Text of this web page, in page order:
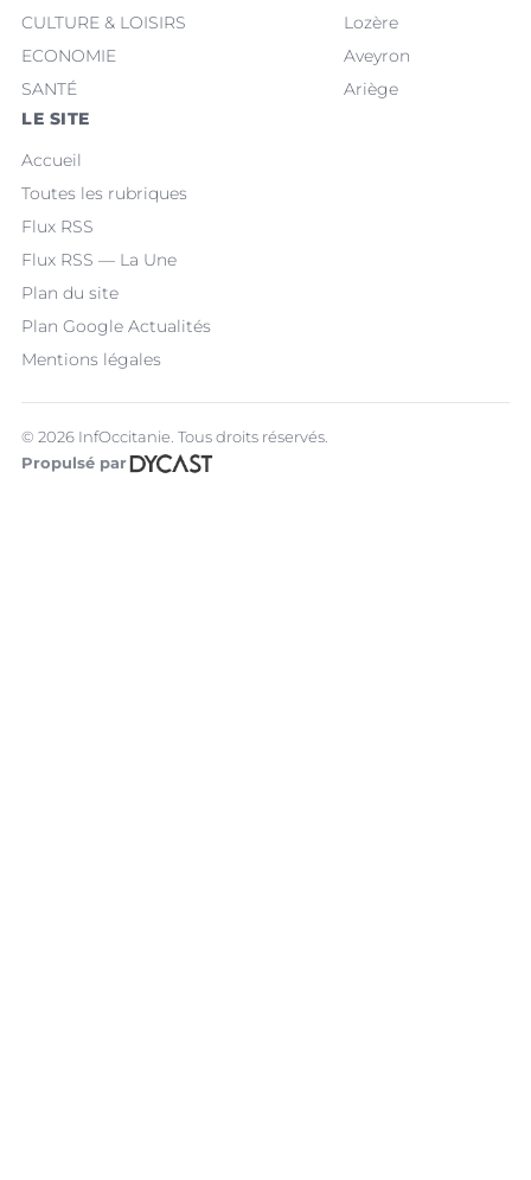
CULTURE & LOISIRS
ECONOMIE
SANTÉ
Lozère
Aveyron
Ariège
LE SITE
Accueil
Toutes les rubriques
Flux RSS
Flux RSS — La Une
Plan du site
Plan Google Actualités
Mentions légales
© 2026 InfOccitanie. Tous droits réservés.
Propulsé par